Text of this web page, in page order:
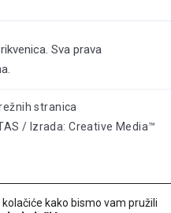
Sva prava
stranica
/ Izrada: Creative Media™
kako bismo vam pružili